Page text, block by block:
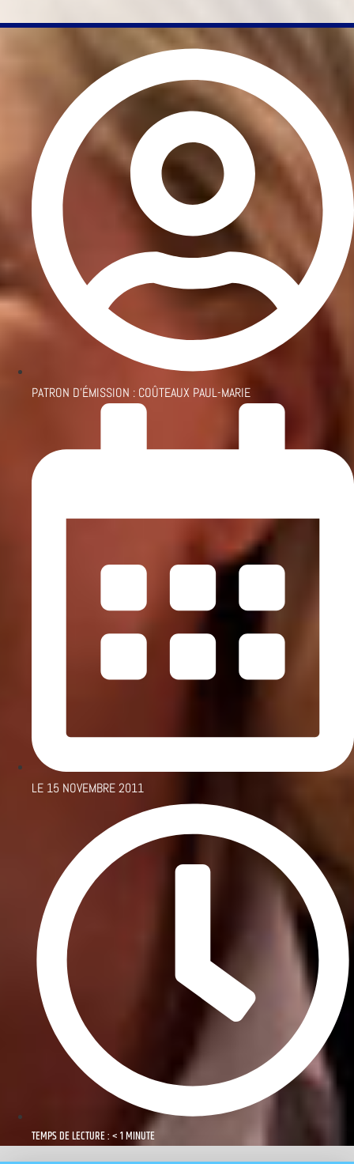
PATRON D'ÉMISSION : COÛTEAUX PAUL-MARIE
LE 15 NOVEMBRE 2011
TEMPS DE LECTURE : < 1 MINUTE